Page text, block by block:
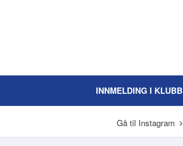
INNMELDING I KLUBB
Gå til Instagram